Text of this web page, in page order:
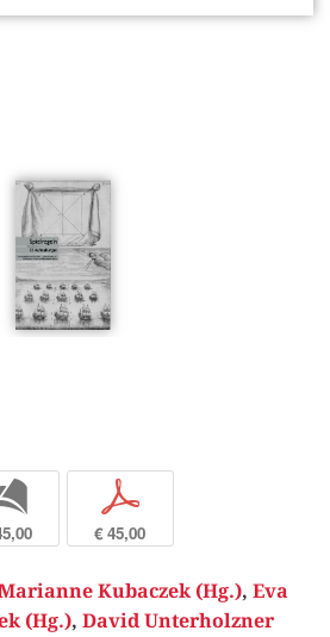
p
€ 45,00
Kubaczek (Hg.), Eva
(Hg.), David Unterholzner